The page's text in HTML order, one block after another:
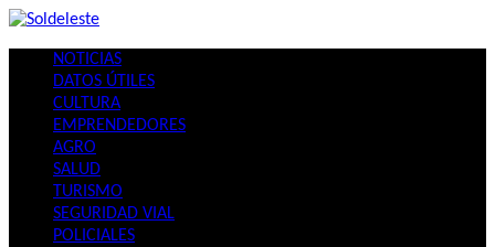
Skip
contentNOTICIAS
DATOS ÚTILES
CULTURA
EMPRENDEDORES
AGRO
SALUD
TURISMO
SEGURIDAD VIAL
POLICIALES